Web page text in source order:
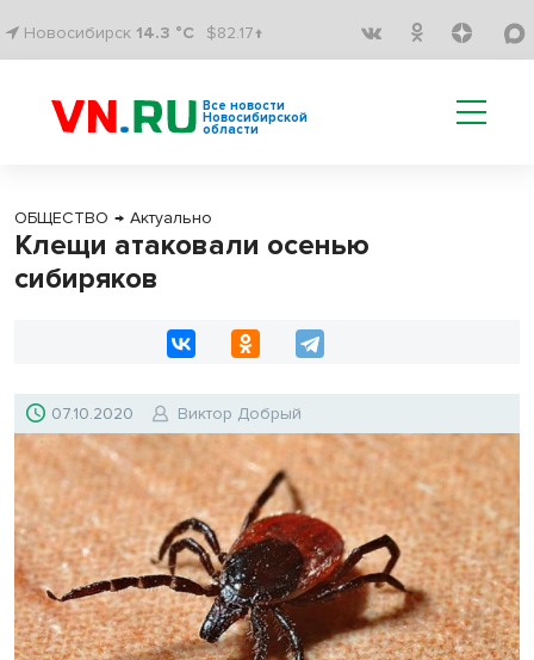
Новосибирск 14.3 °C $82.17↑
Все новости
Новосибирской
области
ОБЩЕСТВО → Актуально
Клещи атаковали осенью
сибиряков
07.10.2020 Виктор Добрый